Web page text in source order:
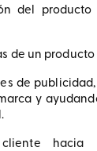
del
de un
de
y
hacia